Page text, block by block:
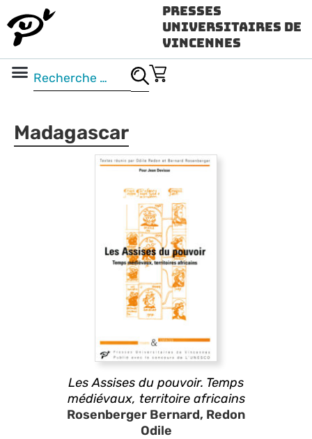
Presses
Universitaires de
Vincennes
Madagascar
Les Assises du pouvoir. Temps
médiévaux, territoire africains
Rosenberger Bernard, Redon
Odile